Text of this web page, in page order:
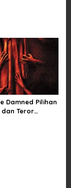
Damned Pilihan
Teror